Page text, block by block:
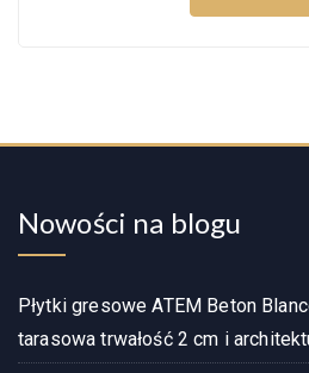
Nowości na blogu
Płytki gresowe ATEM Beton
tarasowa trwałość 2 cm i